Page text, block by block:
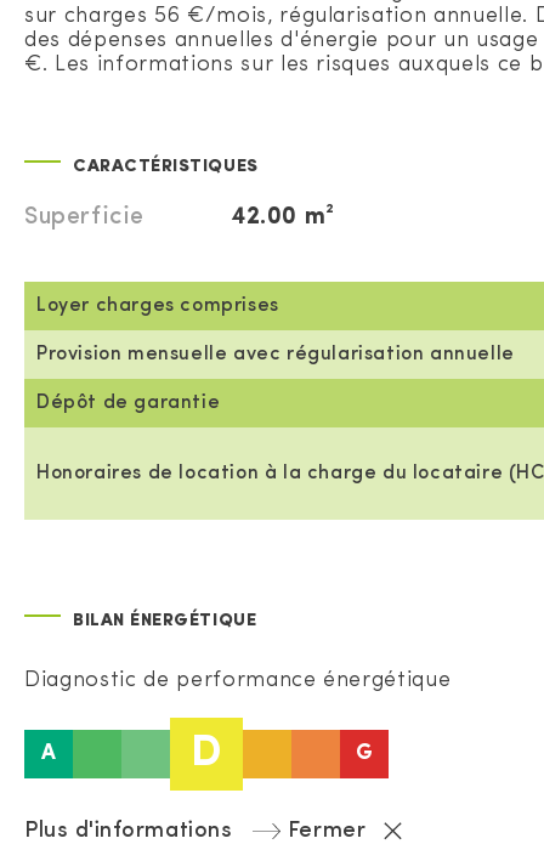
sur charges 56 €/mois, régularisation annuelle.
des dépenses annuelles d'énergie pour un
€. Les informations sur les risques auxquels ce
CARACTÉRISTIQUES
Superficie 42.00 m²
Loyer charges comprises
Provision mensuelle avec régularisation annuelle
Dépôt de garantie
Honoraires de location à la charge du locataire
BILAN ÉNERGÉTIQUE
Diagnostic de performance énergétique
A D G
Plus d'informations Fermer